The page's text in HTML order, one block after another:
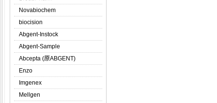
Novabiochem
biocision
Abgent-Instock
Abgent-Sample
Abcepta (原ABGENT)
Enzo
Imgenex
Mellgen